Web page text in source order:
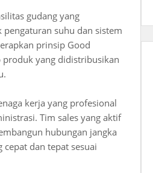
gudang yang
suhu dan sistem
prinsip Good
produk yang didistribusikan
kerja yang profesional
Tim sales yang aktif
hubungan jangka
dan tepat sesuai